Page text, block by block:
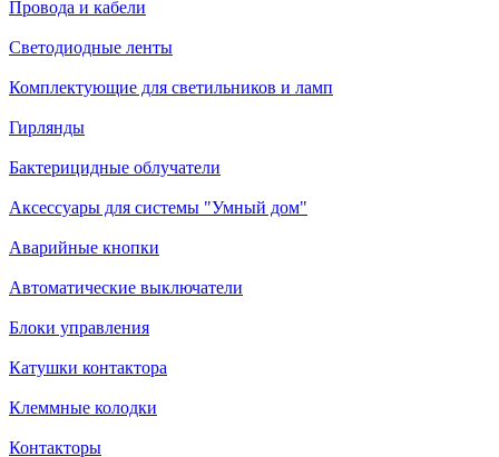
Провода и кабели
Светодиодные ленты
Комплектующие для светильников и ламп
Гирлянды
Бактерицидные облучатели
Аксессуары для системы "Умный дом"
Аварийные кнопки
Автоматические выключатели
Блоки управления
Катушки контактора
Клеммные колодки
Контакторы